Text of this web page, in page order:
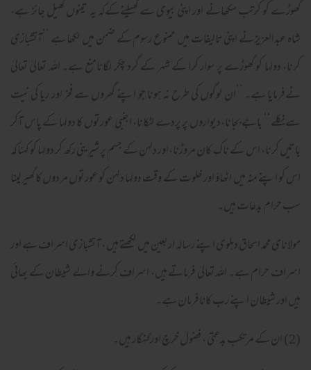
گھوڑے کو کرتب سکھانے اور اپنی بیوی سے کھیلنےکےکہ یہ تینوں کھیل جائز ہے،
شاہ عبدالعزیز نے اپنی تالیفات میں ممنوع رسوم کے ضمن میں لکھا ہے ’’آتشبازی
کرنا، دولہا کو گھوڑے پر سوار کرا کے شہر کے گرد چکر لگانامنع ہے۔ اللہ تعالیٰ تعالیٰ
نےفرمایا ہے۔ ’’ان لوگوں کی طرح نہ ہونا جو اپنے گھروں سے فخر اور ریا کی نیت
سےنکلے‘‘ باجے بجانا،دیواروں پر پردے لٹکانا، اجنبی عورتوں کا دولہا کے پاس آکر
باتیں کرنا، اس کے ناک کان مروڑنا،اور دلہن کے جسم پر شیرینی رکھ کر دولہا کو کہناکہ
اس کو اپنے منہ میں اٹھاؤ اور خلوت کے وقت دولہا دلہن کو عورتوں مردوں کا گھیر لینا
سب حرام بدعات ہیں۔
مولانای محمد اسحاق دہلوی اپنے رسالہ اربعین میں لکھتے ہیں ، آتشبازی اسراف ہے اور
اسراف حرام ہے۔ اللہ تعالیٰ فرماتے ہیں، اسراف کرنے والے شیطان کے بھائی
ہیں اور شیطان اپنے رب کانافرمان ہے۔
(2) ان کے مرتکب بدعتی ، فضول خرچ اورگنہگار ہیں۔